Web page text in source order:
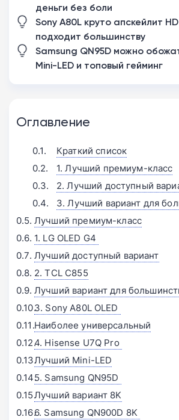
деньги без боли
Sony A80L круто апскейлит
подходит большинству
Samsung QN95D можно
Mini-LED и топовый гейминг
Оглавление
Краткий список
1. Лучший премиум-класс
2. Лучший доступный
3. Лучший вариант для
Лучший премиум-класс
1. LG OLED G4 󠁩󠁩󠁩󠁩󠁩󠁩
Лучший доступный вариант
2. TCL C855
Лучший вариант для
3. Sony A80L OLED 󠁩󠁩󠁩󠁩󠁩󠁩
Наиболее универсальный
4. Hisense U7Q Pro 󠁩󠁩󠁩󠁩󠁩󠁩
Лучший Mini-LED
5. Samsung QN95D 󠁩󠁩󠁩󠁩󠁩󠁩
Лучший вариант 8K
6. Samsung QN900D 8K 󠁩󠁩󠁩󠁩󠁩󠁩